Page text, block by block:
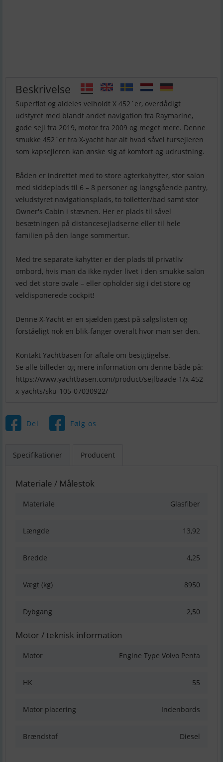
Beskrivelse
Superflot og aldeles velholdt X 452´er, overdådigt
udstyret med blandt andet navigation fra Raymarine,
gode sejl fra 2019, motor fra 2009 og meget mere. Denne
smukke 452´er fra X-yacht har alt hvad såvel tursejleren
som kapsejleren kan ønske sig af komfort og udrustning.
Båden er indrettet med to store agterkahytter, stor salon
med siddeplads til 6 – 8 personer og langsgående pantry,
veludstyret navigationsplads, to toiletter/bad samt stor
Owner's Cabin i stævnen. Her er plads til såvel
besætningen på distancesejladserne eller til hele
familien på den lange sommertur.
Med tre separate kahytter er der plads til privatliv
ombord, hvis man da ikke nyder livet i den smukke salon
ved det store ovale – eller opholder sig i det store og
veldisponerede cockpit!
Denne X-Yacht er en sjælden gæst på salgslisten og
forståeligt nok en blik-fanger overalt hvor man ser den.
Kontakt Yachtbasen for aftale om besigtigelse.
Se alle billeder og mere information om denne både på:
https://www.yachtbasen.com/product/sejlbaade-1/x-452-
x-yachts/sku-105-07030922/
Del Følg os
Specifikationer Producent
Materiale / Målestok
Materiale Glasfiber
Længde 13,92
Bredde 4,25
Vægt (kg) 8950
Dybgang 2,50
Motor / teknisk information
Motor Engine Type Volvo Penta
HK 55
Motor placering Indenbords
Brændstof Diesel